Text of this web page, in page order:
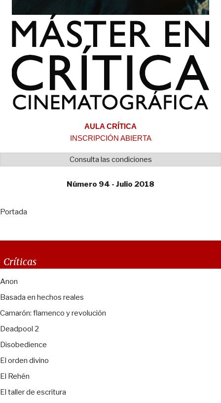
AULA CRÍTICA
INSCRIPCIÓN ABIERTA
Consulta las condiciones
Número 94 - Julio 2018
Portada
Críticas
Anon
Basada en hechos reales
Camarón: flamenco y revolución
Deadpool 2
Disobedience
El orden divino
El Rehén
El taller de escritura